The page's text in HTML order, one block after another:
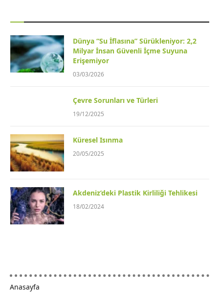
Dünya “Su İflasına” Sürükleniyor: 2,2
Milyar İnsan Güvenli İçme Suyuna
Erişemiyor
03/03/2026
Çevre Sorunları ve Türleri
19/12/2025
Küresel Isınma
20/05/2025
Akdeniz’deki Plastik Kirliliği Tehlikesi
18/02/2024
Anasayfa